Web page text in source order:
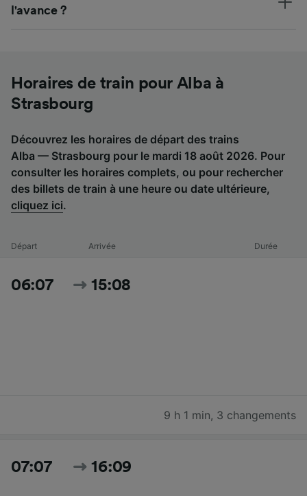
l'avance ?
Horaires de train pour Alba à
Strasbourg
Découvrez les horaires de départ des trains
Alba — Strasbourg pour le mardi 18 août 2026. Pour
consulter les horaires complets, ou pour rechercher
des billets de train à une heure ou date ultérieure,
cliquez ici.
Départ Arrivée Durée
06:07 15:08
9 h 1 min, 3 changements
07:07 16:09